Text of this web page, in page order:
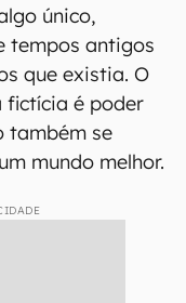
único,
tempos antigos
que existia. O
fictícia é poder
também se
mundo melhor.